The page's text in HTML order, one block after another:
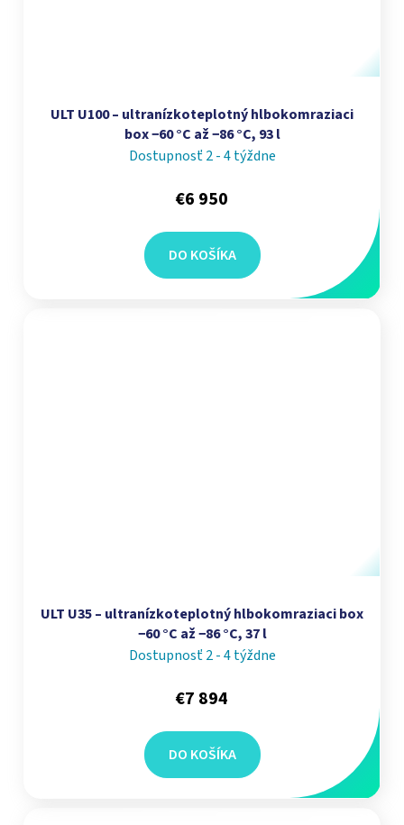
ULT U100 – ultranízkoteplotný hlbokomraziaci
box −60 °C až −86 °C, 93 l
Dostupnosť 2 - 4 týždne
€6 950
DO KOŠÍKA
ULT U35 – ultranízkoteplotný hlbokomraziaci box
−60 °C až −86 °C, 37 l
Dostupnosť 2 - 4 týždne
€7 894
DO KOŠÍKA